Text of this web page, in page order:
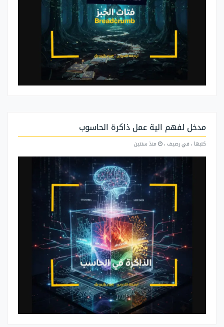
مدخل لفهم الية عمل ذاكرة الحاسوب
كتبها ، في رصيف ، منذ سنتين